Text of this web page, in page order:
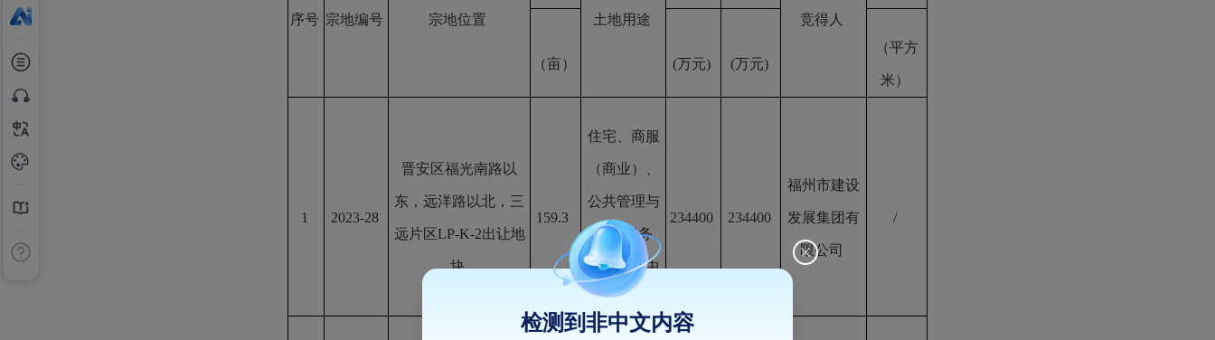
序号 宗地编号 宗地位置
土地用途
竞得人
（亩） (万元) (万元)
（平方
米）
1 2023-28
晋安区福光南路以
东，远洋路以北，三
远片区LP-K-2出让地
块
159.3
住宅、商服
（商业）、
公共管理与
公共服务
（小学、中
学）用地
234400 234400
福州市建设
发展集团有
限公司
/
检测到非中文内容